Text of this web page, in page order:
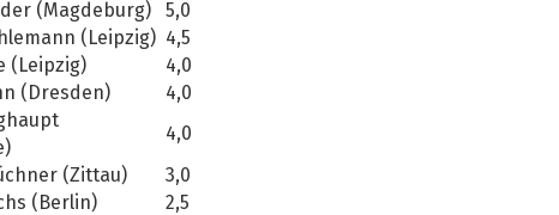
(Magdeburg)
5,0
(Leipzig) 4,5
(Leipzig)
4,0
(Dresden) 4,0
4,0
(Zittau)
3,0
(Berlin) 2,5